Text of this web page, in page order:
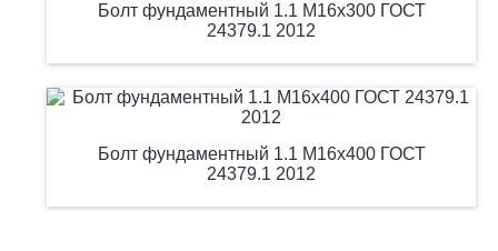
Болт фундаментный 1.1 М16х300 ГОСТ
24379.1 2012
Болт фундаментный 1.1 М16х400 ГОСТ
24379.1 2012